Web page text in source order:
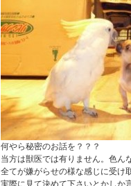
何やら秘密のお話を？？？
当方は獣医では有りません。色ん
全てが嫌がらせの様な感じに受け
実際に見て決めて下さいとかしか